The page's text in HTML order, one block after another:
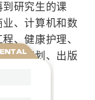
研究生的课
、计算机和数
、健康护理、
、策划、出版